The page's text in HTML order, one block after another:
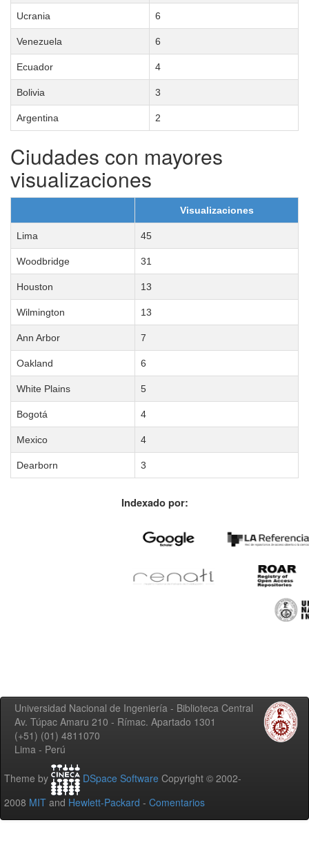
Ucrania 6
Venezuela 6
Ecuador 4
Bolivia 3
Argentina 2
Ciudades con mayores
visualizaciones
Visualizaciones
Lima 45
Woodbridge 31
Houston 13
Wilmington 13
Ann Arbor 7
Oakland 6
White Plains 5
Bogotá 4
Mexico 4
Dearborn 3
Indexado por:
Universidad Nacional de Ingeniería - Biblioteca Central
Av. Túpac Amaru 210 - Rímac. Apartado 1301
(+51) (01) 4811070
Lima - Perú
Theme by DSpace Software Copyright © 2002-
2008 MIT and Hewlett-Packard - Comentarios